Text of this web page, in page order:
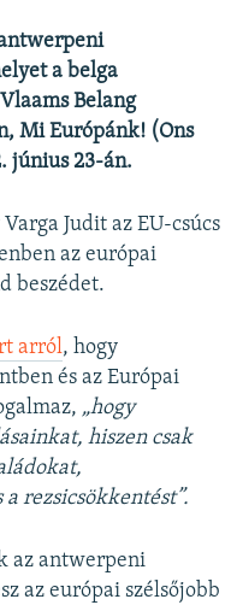
a belga
Belang
Mi Európánk! (Ons
június 23-án.
Judit az EU-csúcs
az európai
beszédet.
arról, hogy
és az Európai
„hogy
hiszen csak
rezsicsökkentést”.
az antwerpeni
az európai szélsőjobb